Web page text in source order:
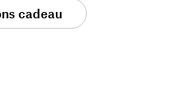
cadeau